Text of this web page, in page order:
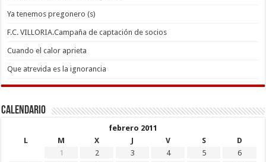
Ya tenemos pregonero (s)
F.C. VILLORIA.Campaña de captación de socios
Cuando el calor aprieta
Que atrevida es la ignorancia
Calendario
febrero 2011
L
M X J V S
D
1
2 3 4 5
6